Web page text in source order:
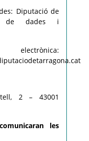
Diputació de
de dades i
2 – 43001
les